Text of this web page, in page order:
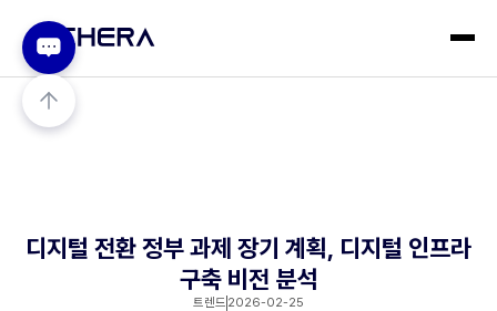
디지털 전환 정부 과제 장기 계획, 디지털 인프라
구축 비전 분석
트렌드 2026-02-25